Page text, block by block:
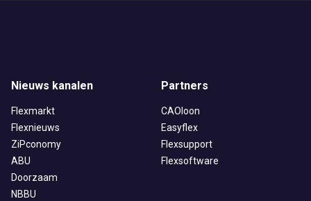
Nieuws kanalen
Flexmarkt
Flexnieuws
ZiPconomy
ABU
Doorzaam
NBBU
Partners
CAOloon
Easyflex
Flexsupport
Flexsoftware